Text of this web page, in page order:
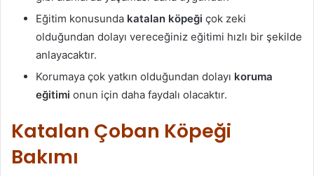
Eğitim konusunda katalan köpeği çok zeki
olduğundan dolayı vereceğiniz eğitimi hızlı bir şekilde
anlayacaktır.
Korumaya çok yatkın olduğundan dolayı koruma
eğitimi onun için daha faydalı olacaktır.
Katalan Çoban Köpeği
Bakımı